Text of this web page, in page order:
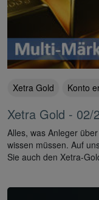
Xetra Gold Konto
Xetra Gold - 02/
Alles, was Anleger
wissen müssen. Auf
Sie auch den Xetra-